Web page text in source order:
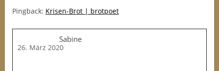
Pingback: Krisen-Brot | brotpoet
Sabine
26. März 2020